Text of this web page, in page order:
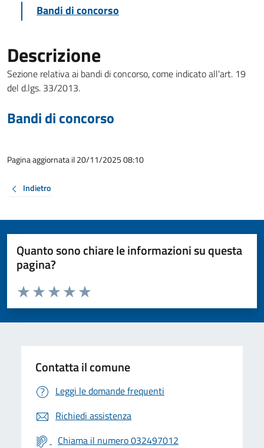
Bandi di concorso
Descrizione
Sezione relativa ai bandi di concorso, come indicato all'art. 19
del d.lgs. 33/2013.
Bandi di concorso
Pagina aggiornata il 20/11/2025 08:10
Indietro
Quanto sono chiare le informazioni su questa
pagina?
Valuta da 1 a 5 stelle la pagina
Valuta 5 stelle su 5
Valuta 4 stelle su 5
Valuta 3 stelle su 5
Valuta 2 stelle su 5
Valuta 1 stelle su 5
Contatta il comune
Leggi le domande frequenti
Richiedi assistenza
Chiama il numero 032497012